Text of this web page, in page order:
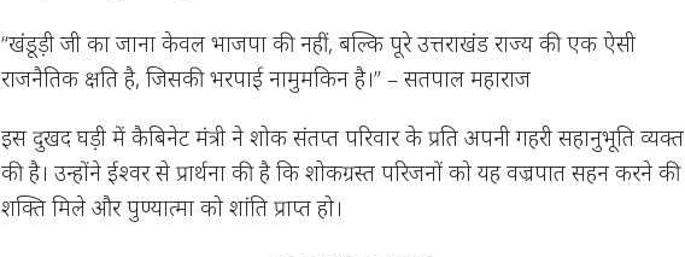
“खंडूड़ी जी का जाना केवल भाजपा की नहीं, बल्कि पूरे उत्तराखंड राज्य की एक ऐसी
राजनैतिक क्षति है, जिसकी भरपाई नामुमकिन है।” – सतपाल महाराज
इस दुखद घड़ी में कैबिनेट मंत्री ने शोक संतप्त परिवार के प्रति अपनी गहरी सहानुभूति व्यक्त
की है। उन्होंने ईश्वर से प्रार्थना की है कि शोकग्रस्त परिजनों को यह वज्रपात सहन करने की
शक्ति मिले और पुण्यात्मा को शांति प्राप्त हो।